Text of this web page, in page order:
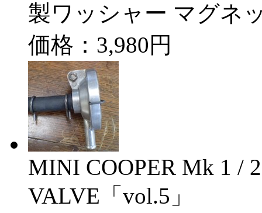
製ワッシャー マグネ
価格：3,980円
MINI COOPER Mk 1 /
VALVE「vol.5」